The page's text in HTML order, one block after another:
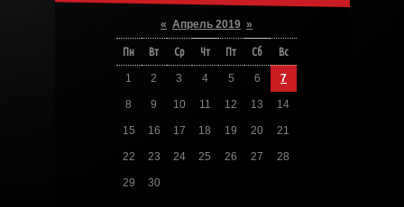
« Апрель 2019 »
Пн Вт Ср Чт Пт Сб Вс
1 2 3 4 5 6 7
8 9 10 11 12 13 14
15 16 17 18 19 20 21
22 23 24 25 26 27 28
29 30